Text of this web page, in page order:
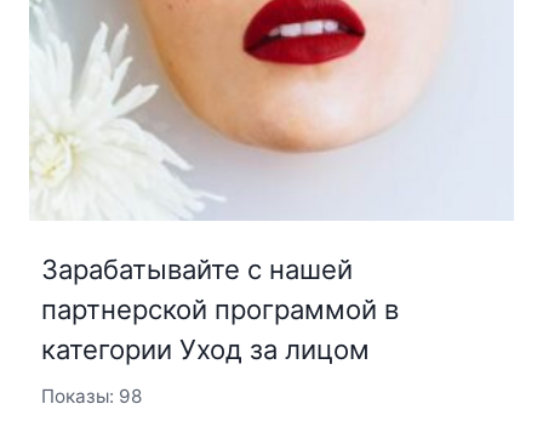
Зарабатывайте с нашей
партнерской программой в
категории Уход за лицом
Показы: 98